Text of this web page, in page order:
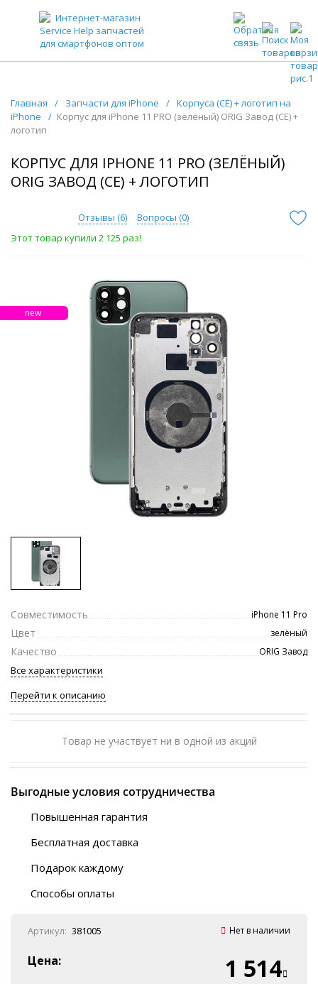
ЗАПЧАСТИ ДЛЯ ТЕЛЕФОНОВ ОПТОМ
Главная / Запчасти для iPhone / Корпуса (CE) + логотип на
iPhone
/ Корпус для iPhone 11 PRO (зелёный) ORIG Завод (CE) +
логотип
КОРПУС ДЛЯ IPHONE 11 PRO (ЗЕЛЁНЫЙ)
ORIG ЗАВОД (CE) + ЛОГОТИП
Отзывы (6) Вопросы (0)
Этот товар купили 2 125 раз!
new
Совместимость iPhone 11 Pro
Цвет зелёный
Качество ORIG Завод
Все характеристики
Перейти к описанию
Товар не участвует ни в одной из акций
Выгодные условия сотрудничества
Повышенная гарантия
Бесплатная доставка
Автобусы (по ЮФО)
“BlaBlaCar” (по ЮФО)
Подарок каждому
Способы оплаты
Наличные
Эквайринг
Артикул: 381005 Нет в наличии
Цена: 1 514